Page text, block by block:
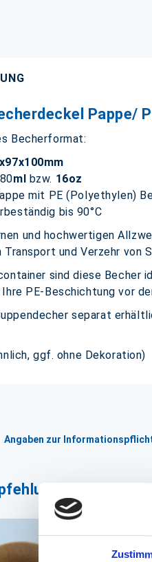
Pappe/
Becherformat:
ml bzw. 16oz
mit PE (Polyethylen)
bis 90°C
und hochwertigen
und Verzehr von
sind diese Becher
Ihre PE-Beschichtung vor
separat
ggf. ohne Dekoration)
Angaben zur